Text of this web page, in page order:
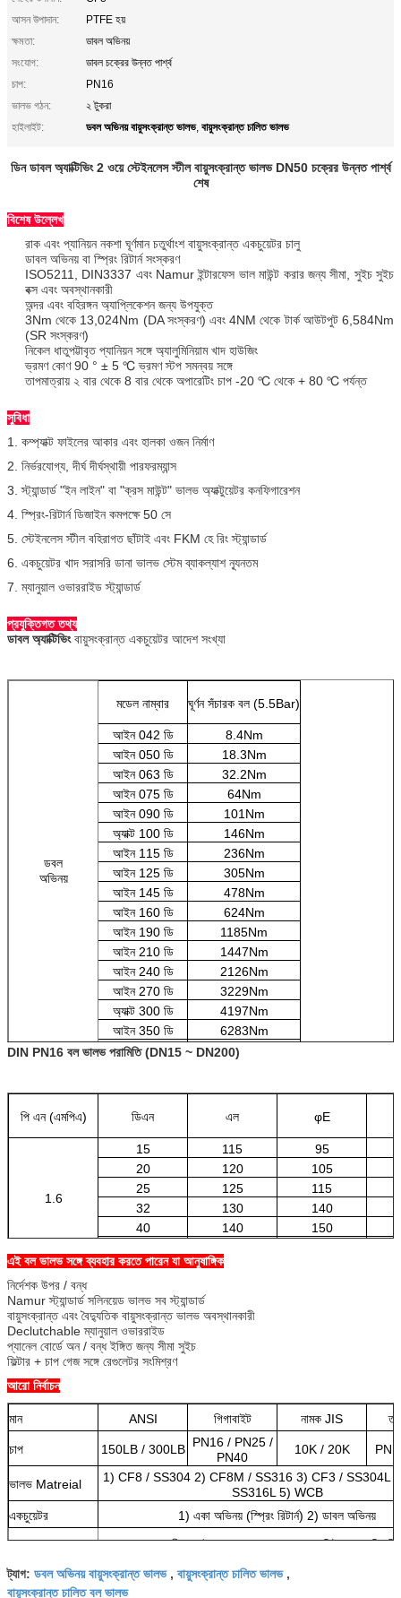
আসন উপাদান:
PTFE হয়
ক্ষমতা:
ডাবল অভিনয়
সংযোগ:
ডাবল চক্রের উন্নত পার্শ্ব
চাপ:
PN16
ভালভ গঠন:
২ টুকরা
হাইলাইট:
ডবল অভিনয় বায়ুসংক্রান্ত ভালভ, বায়ুসংক্রান্ত চালিত ভালভ
ডিন ডাবল অ্যাক্টিভিং 2 ওয়ে স্টেইনলেস স্টীল বায়ুসংক্রান্ত ভালভ DN50 চক্রের উন্নত পার্শ্ব
শেষ
বিশেষ উল্লেখ
রাক এবং প্যানিয়ন নকশা ঘূর্ণমান চতুর্থাংশ বায়ুসংক্রান্ত একচুয়েটর চালু
ডাবল অভিনয় বা স্প্রিং রিটার্ন সংস্করণ
ISO5211, DIN3337 এবং Namur ইন্টারফেস ভাল মাউন্ট করার জন্য সীমা, সুইচ সুইচ
বক্স এবং অবস্থানকারী
অন্দর এবং বহিরঙ্গন অ্যাপ্লিকেশন জন্য উপযুক্ত
3Nm থেকে 13,024Nm (DA সংস্করণ) এবং 4NM থেকে টার্ক আউটপুট 6,584Nm
(SR সংস্করণ)
নিকেল ধাতুপট্টাবৃত প্যানিয়ন সঙ্গে অ্যালুমিনিয়াম খাদ হাউজিং
ভ্রমণ কোণ 90 ° ± 5 ℃ ভ্রমণ স্টপ সমন্বয় সঙ্গে
তাপমাত্রায় ২ বার থেকে 8 বার থেকে অপারেটিং চাপ -20 ℃ থেকে + 80 ℃ পর্যন্ত
সুবিধা
1. কম্প্যাক্ট ফাইলের আকার এবং হালকা ওজন নির্মাণ
2. নির্ভরযোগ্য, দীর্ঘ দীর্ঘস্থায়ী পারফরম্যান্স
3. স্ট্যান্ডার্ড "ইন লাইন" বা "ক্রস মাউন্ট" ভালভ অ্যাক্টুয়েটর কনফিগারেশন
4. স্প্রিং-রিটার্ন ডিজাইন কমপক্ষে 50 সে
5. স্টেইনলেস স্টীল বহিরাগত ছাঁটাই এবং FKM হে রিং স্ট্যান্ডার্ড
6. একচুয়েটর খাদ সরাসরি ডানা ভালভ স্টেম ব্যাকল্যাশ ন্যূনতম
7. ম্যানুয়াল ওভাররাইড স্ট্যান্ডার্ড
প্রযুক্তিগত তথ্য
ডাবল অ্যাক্টিভিংবায়ুসংক্রান্ত একচুয়েটর আদেশ সংখ্যা
ডবল
অভিনয়
মডেল নাম্বার ঘূর্ণন সঁচারক বল (5.5Bar)
আইন 042 ডি
8.4Nm
আইন 050 ডি
18.3Nm
আইন 063 ডি
32.2Nm
আইন 075 ডি
64Nm
আইন 090 ডি
101Nm
অ্যাক্ট 100 ডি
146Nm
আইন 115 ডি
236Nm
আইন 125 ডি
305Nm
আইন 145 ডি
478Nm
আইন 160 ডি
624Nm
আইন 190 ডি
1185Nm
আইন 210 ডি
1447Nm
আইন 240 ডি
2126Nm
আইন 270 ডি
3229Nm
অ্যাক্ট 300 ডি
4197Nm
আইন 350 ডি
6283Nm
অ্যাক্ট 400 ডি
8953Nm
DIN PN16 বল ভালভ পরামিতি (DN15 ~ DN200)
পি এন (এমপিএ) ডিএন এল φE
1.6
15 115
95
20
120
105
25
125
115
32
130 140
40
140
150
এই বল ভালভ সঙ্গে ব্যবহার করতে পারেন যা আনুষাঙ্গিক
নির্দেশক উপর / বন্ধ
Namur স্ট্যান্ডার্ড সলিনয়েড ভালভ সব স্ট্যান্ডার্ড
বায়ুসংক্রান্ত এবং বৈদ্যুতিক বায়ুসংক্রান্ত ভালভ অবস্থানকারী
Declutchable ম্যানুয়াল ওভাররাইড
প্যানেল বোর্ডে অন / বন্ধ ইঙ্গিত জন্য সীমা সুইচ
ফিল্টার + চাপ গেজ সঙ্গে রেগুলেটর সংমিশ্রণ
আরো নির্বাচন
মান ANSI গিগাবাইট নামক JIS
চাপ 150LB / 300LB PN16 / PN25 /
PN40
10K / 20K
ভালভ Matreial
1) CF8 / SS304 2) CF8M / SS316 3) CF3 / SS304L
SS316L 5) WCB
একচুয়েটর
1) একা অভিনয় (স্প্রিং রিটার্ন) 2) ডাবল অভিনয়
মালপত্র
1) সীমা স্যুইচ 2) সোলেনয়েড ভালভ 3) ফিল্টার 4) পজিশনিং
ট্যাগ: ডবল অভিনয় বায়ুসংক্রান্ত ভালভ, বায়ুসংক্রান্ত চালিত ভালভ,
বায়ুসংক্রান্ত চালিত বল ভালভ